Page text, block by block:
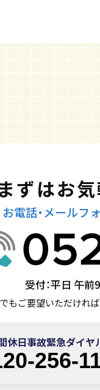
ずはお
お電話・メールフ
受付：平日 午
もご要望いただければ
休日事故緊急ダイヤ
256-